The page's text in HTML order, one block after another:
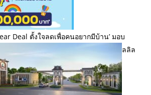
Deal ตั้งใจลดเพื่อคนอยากมีบ้าน’ มอบ
ลลิล